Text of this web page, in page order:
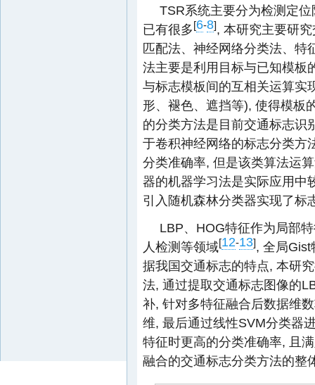
TSR系统主要分为检测定
已有很多[6-8], 本研究主要研
匹配法、神经网络分类法、特
法主要是利用目标与已知模板
与标志模板间的互相关运算实
形、褪色、遮挡等), 使得模板
的分类方法是目前交通标志识
于卷积神经网络的标志分类方
分类准确率, 但是该类算法运
器的机器学习法是实际应用中
引入随机森林分类器实现了标
LBP、HOG特征作为局部
人检测等领域[12-13], 全局Gist
据我国交通标志的特点, 本研
法, 通过提取交通标志图像的
补, 针对多特征融合后数据维
维, 最后通过线性SVM分类器
特征时更高的分类准确率, 且
融合的交通标志分类方法的整